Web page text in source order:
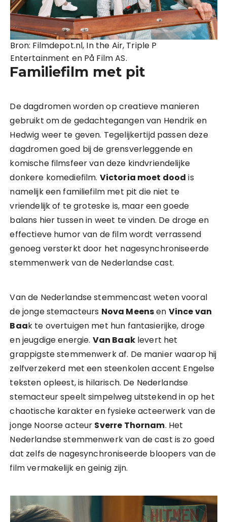
Bron: Filmdepot.nl, In the Air, Triple P
Entertainment en På Film AS.
Familiefilm met pit
De dagdromen worden op creatieve manieren
gebruikt om de gedachtegangen van Hendrik en
Hedwig weer te geven. Tegelijkertijd passen deze
dagdromen goed bij de grensverleggende en
komische filmsfeer van deze kindvriendelijke
donkere komediefilm. Victoria moet dood is
namelijk een familiefilm met pit die niet te
vriendelijk of te groteske is, maar een goede
balans hier tussen in weet te vinden. De droge en
effectieve humor van de film wordt verrassend
genoeg versterkt door het nagesynchroniseerde
stemmenwerk van de Nederlandse cast.
Van de Nederlandse stemmencast weten vooral
de jonge stemacteurs Nova Meensen Vince van
Baak te overtuigen met hun fantasierijke, droge
en jeugdige energie. Van Baaklevert het
grappigste stemmenwerk af. De manier waarop hij
zelfverzekerd met een steenkolen accent Engelse
teksten opleest, is hilarisch. De Nederlandse
stemacteur speelt simpelweg uitstekend in op het
chaotische karakter en fysieke acteerwerk van de
jonge Noorse acteur Sverre Thornam. Het
Nederlandse stemmenwerk van de cast is zo goed
dat zelfs de nagesynchroniseerde bloopers van de
film vermakelijk en geinig zijn.